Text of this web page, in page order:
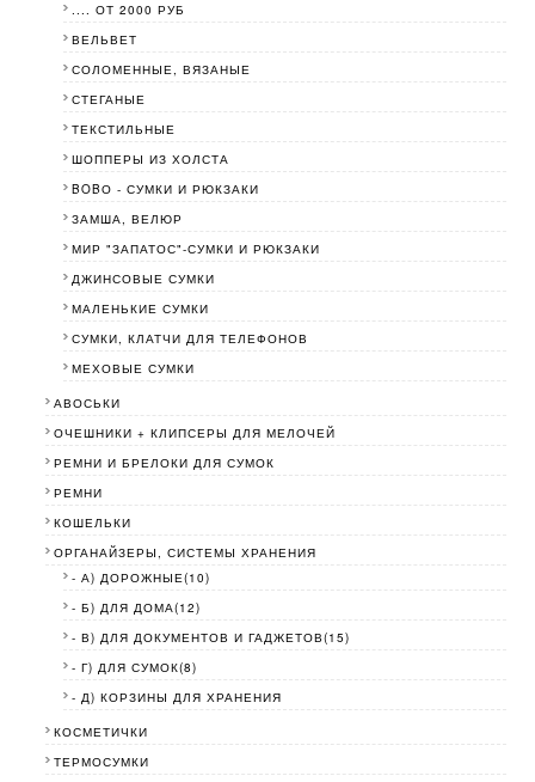
.... ОТ 2000 РУБ
ВЕЛЬВЕТ
СОЛОМЕННЫЕ, ВЯЗАНЫЕ
СТЕГАНЫЕ
ТЕКСТИЛЬНЫЕ
ШОППЕРЫ ИЗ ХОЛСТА
BOBО - СУМКИ И РЮКЗАКИ
ЗАМША, ВЕЛЮР
МИР "ЗАПАТОС"-СУМКИ И РЮКЗАКИ
ДЖИНСОВЫЕ СУМКИ
МАЛЕНЬКИЕ СУМКИ
СУМКИ, КЛАТЧИ ДЛЯ ТЕЛЕФОНОВ
МЕХОВЫЕ СУМКИ
АВОСЬКИ
ОЧЕШНИКИ + КЛИПСЕРЫ ДЛЯ МЕЛОЧЕЙ
РЕМНИ И БРЕЛОКИ ДЛЯ СУМОК
РЕМНИ
КОШЕЛЬКИ
ОРГАНАЙЗЕРЫ, СИСТЕМЫ ХРАНЕНИЯ
- А) ДОРОЖНЫЕ(10)
- Б) ДЛЯ ДОМА(12)
- В) ДЛЯ ДОКУМЕНТОВ И ГАДЖЕТОВ(15)
- Г) ДЛЯ СУМОК(8)
- Д) КОРЗИНЫ ДЛЯ ХРАНЕНИЯ
КОСМЕТИЧКИ
ТЕРМОСУМКИ